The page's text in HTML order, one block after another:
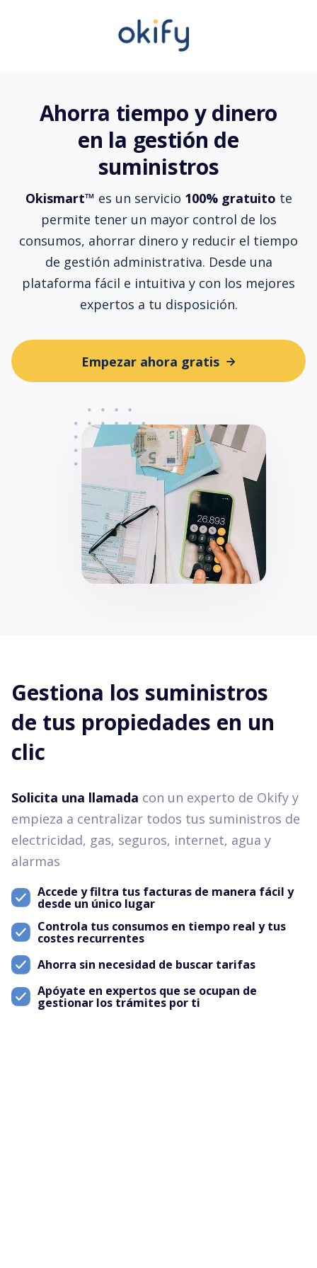
Ahorra tiempo y dinero
en la gestión de
suministros
Okismart™ es un servicio 100% gratuito te
permite tener un mayor control de los
consumos, ahorrar dinero y reducir el tiempo
de gestión administrativa. Desde una
plataforma fácil e intuitiva y con los mejores
expertos a tu disposición.
Empezar ahora gratis 
Gestiona los suministros
de tus propiedades en un
clic
Solicita una llamada con un experto de Okify y
empieza a centralizar todos tus suministros de
electricidad, gas, seguros, internet, agua y
alarmas
Accede y filtra tus facturas de manera fácil y
desde un único lugar
Controla tus consumos en tiempo real y tus
costes recurrentes
Ahorra sin necesidad de buscar tarifas
Apóyate en expertos que se ocupan de
gestionar los trámites por ti